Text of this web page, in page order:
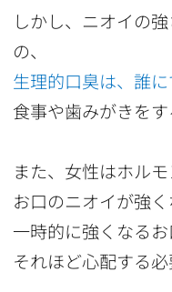
しかし、ニオイの
の、
生理的口臭は、誰
食事や歯みがきをす
また、女性はホル
お口のニオイが強く
一時的に強くなる
それほど心配する必